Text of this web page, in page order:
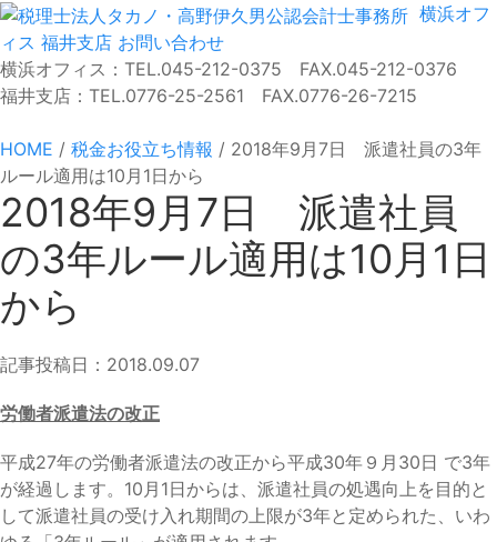
横浜オフ
ィス 福井支店 お問い合わせ
横浜オフィス：TEL.045-212-0375 FAX.045-212-0376
福井支店：TEL.0776-25-2561 FAX.0776-26-7215
HOME / 税金お役立ち情報 / 2018年9月7日 派遣社員の3年
ルール適用は10月1日から
2018年9月7日 派遣社員
の3年ルール適用は10月1日
から
記事投稿日：2018.09.07
労働者派遣法の改正
平成27年の労働者派遣法の改正から平成30年９月30日 で3年
が経過します。10月1日からは、派遣社員の処遇向上を目的と
して派遣社員の受け入れ期間の上限が3年と定められた、いわ